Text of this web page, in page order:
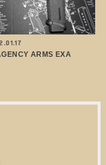
ARMS EXA